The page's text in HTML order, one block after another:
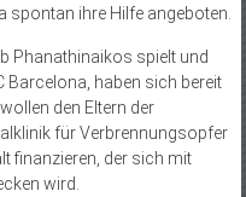
spontan ihre Hilfe angeboten.
Phanathinaikos spielt und
Barcelona, haben sich bereit
den Eltern der
für Verbrennungsopfer
finanzieren, der sich mit
wird.